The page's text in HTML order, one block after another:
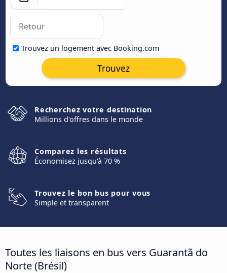
Trouvez un logement avec Booking.com
Trouvez
Recherchez votre destination
Millions d'offres dans le monde
Comparez les résultats
Économisez jusqu'à 70 %
Trouvez le bon bus pour vous
Simple et transparent
Toutes les liaisons en bus vers Guarantã do
Norte (Brésil)